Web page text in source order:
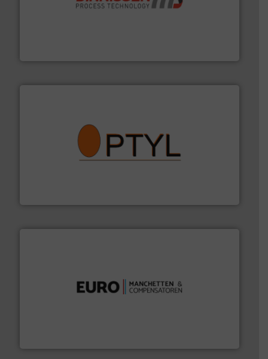
aanspreekpunt voor uw vragen omtrent stof.